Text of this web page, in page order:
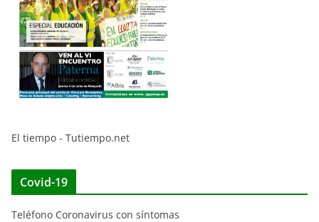
El tiempo - Tutiempo.net
Covid-19
Teléfono Coronavirus con síntomas